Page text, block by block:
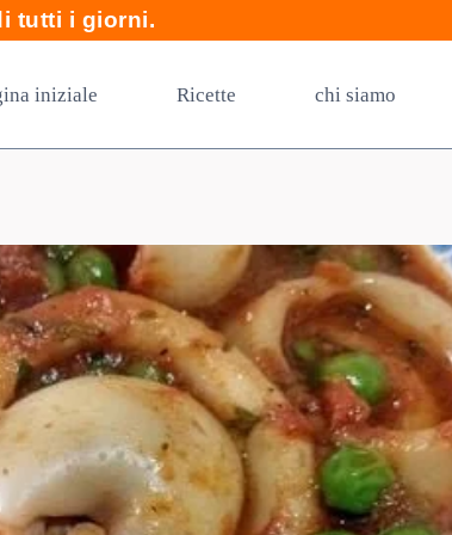
tutti i giorni.
iniziale Ricette chi siamo